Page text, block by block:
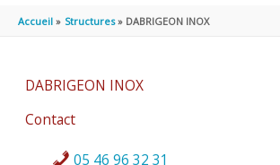
PRINCIPAL
Accueil Structures DABRIGEON INOX
DABRIGEON INOX
Contact
05 46 96 32 31